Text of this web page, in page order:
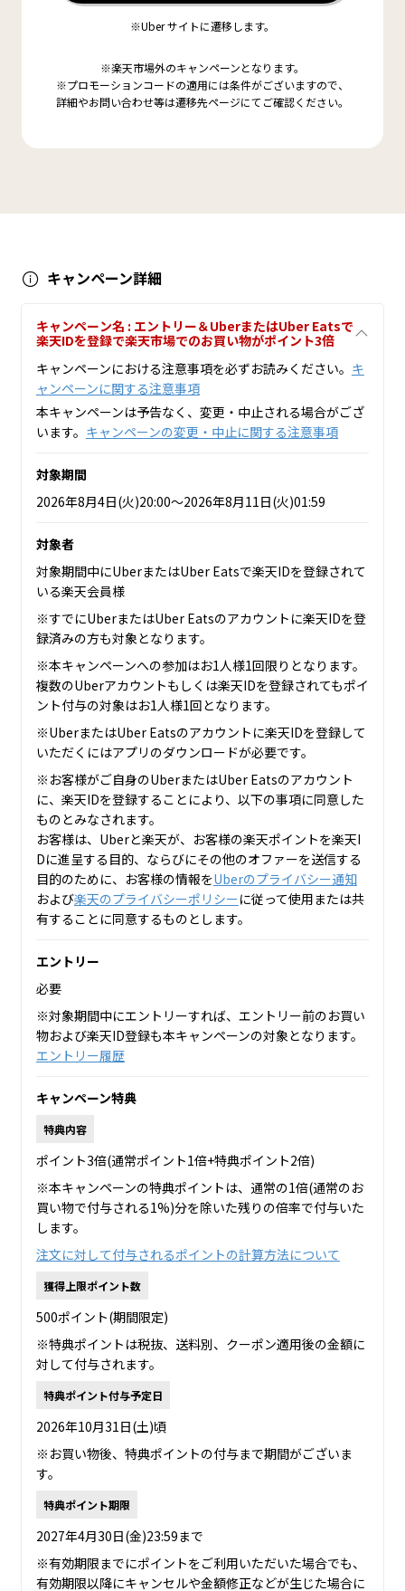
※Uber サイトに遷移します。
※楽天市場外のキャンペーンとなります。
※プロモーションコードの適用には条件がございますので、
詳細やお問い合わせ等は遷移先ページにてご確認ください。
キャンペーン詳細
キャンペーン名 : エントリー＆UberまたはUber Eatsで
楽天IDを登録で楽天市場でのお買い物がポイント3倍
キャンペーンにおける注意事項を必ずお読みください。 キ
ャンペーンに関する注意事項
本キャンペーンは予告なく、変更・中止される場合がござ
います。 キャンペーンの変更・中止に関する注意事項
対象期間
2026年8月4日(火)20:00～2026年8月11日(火)01:59
対象者
対象期間中にUberまたはUber Eatsで楽天IDを登録されて
いる楽天会員様
※すでにUberまたはUber Eatsのアカウントに楽天IDを登
録済みの方も対象となります。
※本キャンペーンへの参加はお1人様1回限りとなります。
複数のUberアカウントもしくは楽天IDを登録されてもポイ
ント付与の対象はお1人様1回となります。
※UberまたはUber Eatsのアカウントに楽天IDを登録して
いただくにはアプリのダウンロードが必要です。
※お客様がご自身のUberまたはUber Eatsのアカウント
に、楽天IDを登録することにより、以下の事項に同意した
ものとみなされます。
お客様は、Uberと楽天が、お客様の楽天ポイントを楽天I
Dに進呈する目的、ならびにその他のオファーを送信する
目的のために、お客様の情報をUberのプライバシー通知
および楽天のプライバシーポリシーに従って使用または共
有することに同意するものとします。
エントリー
必要
※対象期間中にエントリーすれば、エントリー前のお買い
物および楽天ID登録も本キャンペーンの対象となります。
エントリー履歴
キャンペーン特典
特典内容
ポイント3倍(通常ポイント1倍+特典ポイント2倍)
※本キャンペーンの特典ポイントは、通常の1倍(通常のお
買い物で付与される1%)分を除いた残りの倍率で付与いた
します。
注文に対して付与されるポイントの計算方法について
獲得上限ポイント数
500ポイント(期間限定)
※特典ポイントは税抜、送料別、クーポン適用後の金額に
対して付与されます。
特典ポイント付与予定日
2026年10月31日(土)頃
※お買い物後、特典ポイントの付与まで期間がございま
す。
特典ポイント期限
2027年4月30日(金)23:59まで
※有効期限までにポイントをご利用いただいた場合でも、
有効期限以降にキャンセルや金額修正などが生じた場合に